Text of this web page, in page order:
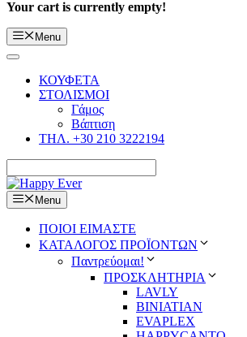
Your cart is currently empty!
Menu
ΚΟΥΦΕΤΑ
ΣΤΟΛΙΣΜΟΙ
Γάμος
Βάπτιση
ΤΗΛ. +30 210 3222194
Menu
ΠΟΙΟΙ ΕΙΜΑΣΤΕ
ΚΑΤΑΛΟΓΟΣ ΠΡΟΪΟΝΤΩΝ
Παντρεύομαι!
ΠΡΟΣΚΛΗΤΗΡΙΑ
LAVLY
BINIATIAN
EVAPLEX